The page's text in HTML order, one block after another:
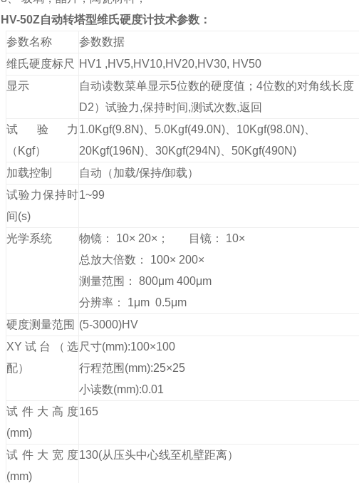
HV-50Z自动转塔型维氏硬度计技术参数：
参数名称
参数数据
维氏硬度标尺
HV1 ,HV5,HV10,HV20,HV30, HV50
显示
自动读数菜单显示5位数的硬度值；4位数的对角线长度
D2）试验力,保持时间,测试次数,返回
试验力
（Kgf）
1.0Kgf(9.8N)、5.0Kgf(49.0N)、10Kgf(98.0N)、
20Kgf(196N)、30Kgf(294N)、50Kgf(490N)
加载控制
自动（加载/保持/卸载）
试验力保持时
间(s)
1~99
光学系统
物镜： 10× 20×； 目镜： 10×
总放大倍数： 100× 200×
测量范围： 800μm 400μm
分辨率： 1μm 0.5μm
硬度测量范围 (5-3000)HV
XY试台（选
配）
尺寸(mm):100×100
行程范围(mm):25×25
小读数(mm):0.01
试件大高度
(mm)
165
试件大宽度
(mm)
130(从压头中心线至机壁距离）